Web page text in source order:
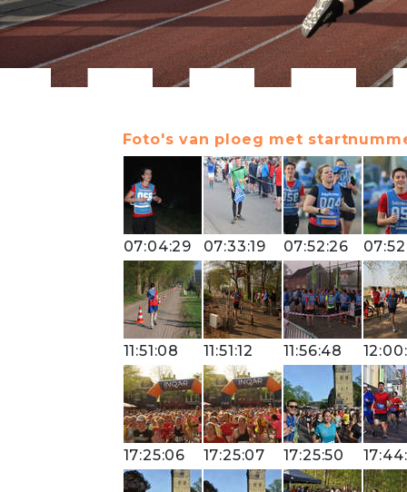
Foto's van ploeg met
07:04:29 07:33:19 07:52:26
11:51:08 11:51:12 11:56:48
17:25:06 17:25:07 17:25:50